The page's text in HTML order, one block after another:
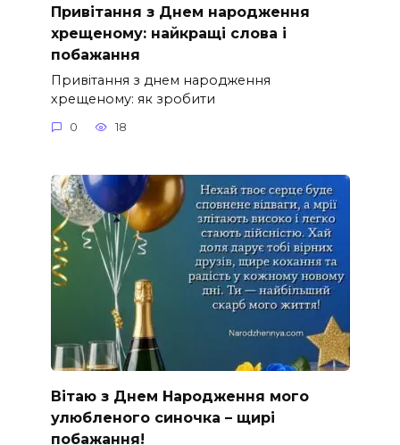
Привітання з Днем народження
хрещеному: найкращі слова і
побажання
Привітання з днем народження
хрещеному: як зробити
0 18
Вітаю з Днем Народження мого
улюбленого синочка – щирі
побажання!